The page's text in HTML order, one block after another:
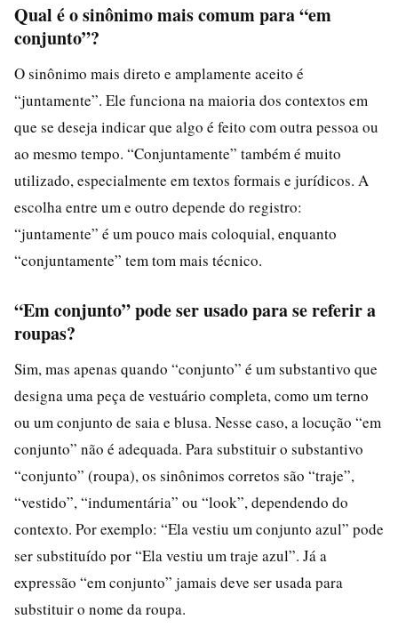
Qual é o sinônimo mais comum para “em
conjunto”?
O sinônimo mais direto e amplamente aceito é
“juntamente”. Ele funciona na maioria dos contextos em
que se deseja indicar que algo é feito com outra pessoa ou
ao mesmo tempo. “Conjuntamente” também é muito
utilizado, especialmente em textos formais e jurídicos. A
escolha entre um e outro depende do registro:
“juntamente” é um pouco mais coloquial, enquanto
“conjuntamente” tem tom mais técnico.
“Em conjunto” pode ser usado para se referir a
roupas?
Sim, mas apenas quando “conjunto” é um substantivo que
designa uma peça de vestuário completa, como um terno
ou um conjunto de saia e blusa. Nesse caso, a locução “em
conjunto” não é adequada. Para substituir o substantivo
“conjunto” (roupa), os sinônimos corretos são “traje”,
“vestido”, “indumentária” ou “look”, dependendo do
contexto. Por exemplo: “Ela vestiu um conjunto azul” pode
ser substituído por “Ela vestiu um traje azul”. Já a
expressão “em conjunto” jamais deve ser usada para
substituir o nome da roupa.